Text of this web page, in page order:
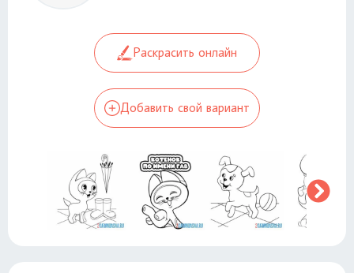
Раскрасить онлайн
Добавить свой вариант